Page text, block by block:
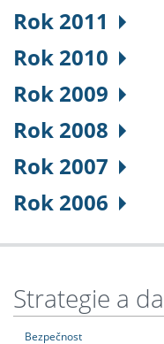
Rok 2011
Rok 2010
Rok 2009
Rok 2008
Rok 2007
Rok 2006
Strategie a
Bezpečnost